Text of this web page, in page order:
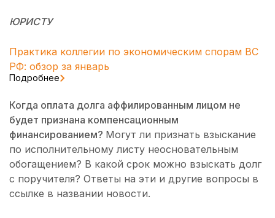
ЮРИСТУ
Практика коллегии по экономическим спорам ВС
РФ: обзор за январь
Подробнее
Когда оплата долга аффилированным лицом не
будет признана компенсационным
финансированием? Могут ли признать взыскание
по исполнительному листу неосновательным
обогащением? В какой срок можно взыскать долг
с поручителя? Ответы на эти и другие вопросы в
ссылке в названии новости.